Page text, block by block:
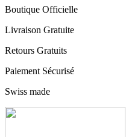
Boutique Officielle
Livraison Gratuite
Retours Gratuits
Paiement Sécurisé
Swiss made